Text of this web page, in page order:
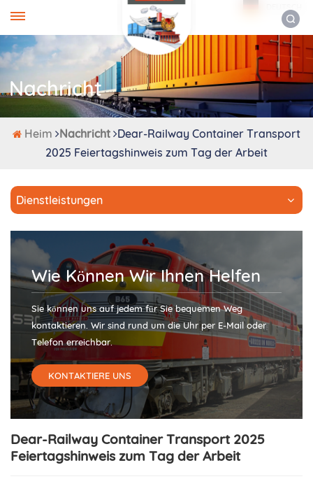
Nachricht
Heim Nachricht Dear-Railway Container Transport
2025 Feiertagshinweis zum Tag der Arbeit
Dienstleistungen
Wie Können Wir Ihnen Helfen
Sie können uns auf jedem für Sie bequemen Weg
kontaktieren. Wir sind rund um die Uhr per E-Mail oder
Telefon erreichbar.
KONTAKTIERE UNS
Dear-Railway Container Transport 2025
Feiertagshinweis zum Tag der Arbeit